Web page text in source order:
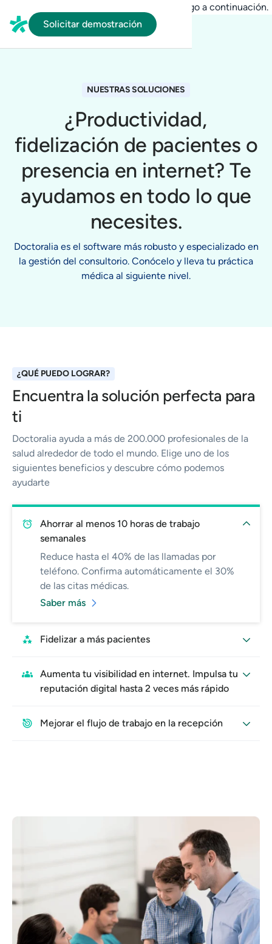
Solicitar demostración
En HubSpot tenemos otro código que te pego a continuación.
NUESTRAS SOLUCIONES
¿Productividad,
fidelización de pacientes o
presencia en internet? Te
ayudamos en todo lo que
necesites.
Doctoralia es el software más robusto y especializado en
la gestión del consultorio. Conócelo y lleva tu práctica
médica al siguiente nivel.
¿QUÉ PUEDO LOGRAR?
Encuentra la solución perfecta para
ti
Doctoralia ayuda a más de 200.000 profesionales de la
salud alrededor de todo el mundo. Elige uno de los
siguientes beneficios y descubre cómo podemos
ayudarte
Ahorrar al menos 10 horas de trabajo
semanales
Reduce hasta el 40% de las llamadas por
teléfono. Confirma automáticamente el 30%
de las citas médicas.
Saber más
Fidelizar a más pacientes
Aumenta tu visibilidad en internet. Impulsa tu
reputación digital hasta 2 veces más rápido
Mejorar el flujo de trabajo en la recepción